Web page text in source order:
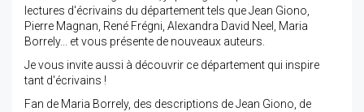
lectures d'écrivains du département tels que Jean Giono,
Pierre Magnan, René Frégni, Alexandra David Neel, Maria
Borrely... et vous présente de nouveaux auteurs.
Je vous invite aussi à découvrir ce département qui inspire
tant d'écrivains !
Fan de Maria Borrely, des descriptions de Jean Giono, de